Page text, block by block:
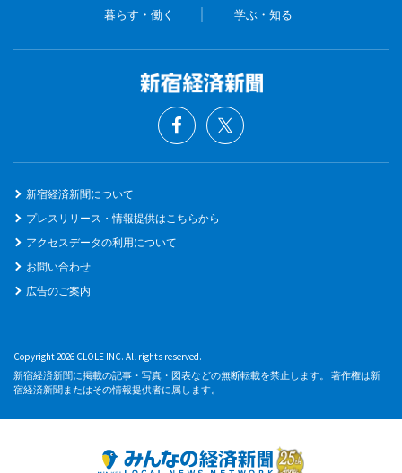
暮らす・働く 学ぶ・知る
新宿経済新聞について
プレスリリース・情報提供はこちらから
アクセスデータの利用について
お問い合わせ
広告のご案内
Copyright 2026 CLOLE INC. All rights reserved.
新宿経済新聞に掲載の記事・写真・図表などの無断転載を禁止します。 著作権は新
宿経済新聞またはその情報提供者に属します。